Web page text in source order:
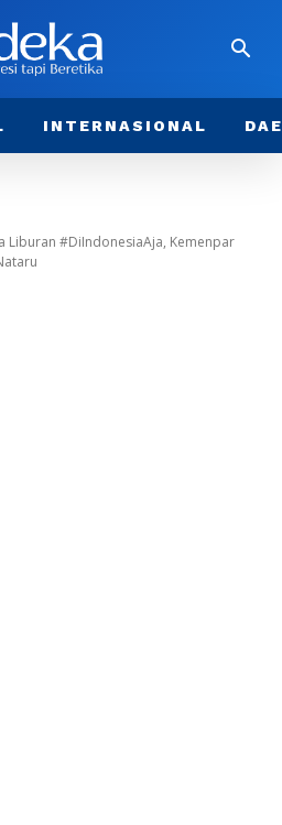
INTERNASIONAL
Liburan #DiIndonesiaAja, Kemenpar